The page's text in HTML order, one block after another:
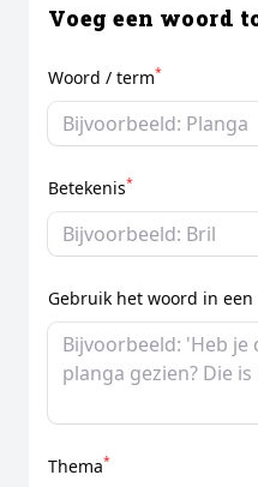
Voeg een woord
Woord / term*
Betekenis*
Gebruik het woord in een
Thema*